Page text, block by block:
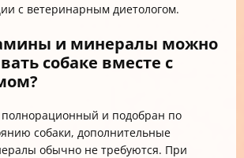
с ветеринарным диетологом.
и минералы можно
собаке вместе с
полнорационный и подобран по
собаки, дополнительные
обычно не требуются. При